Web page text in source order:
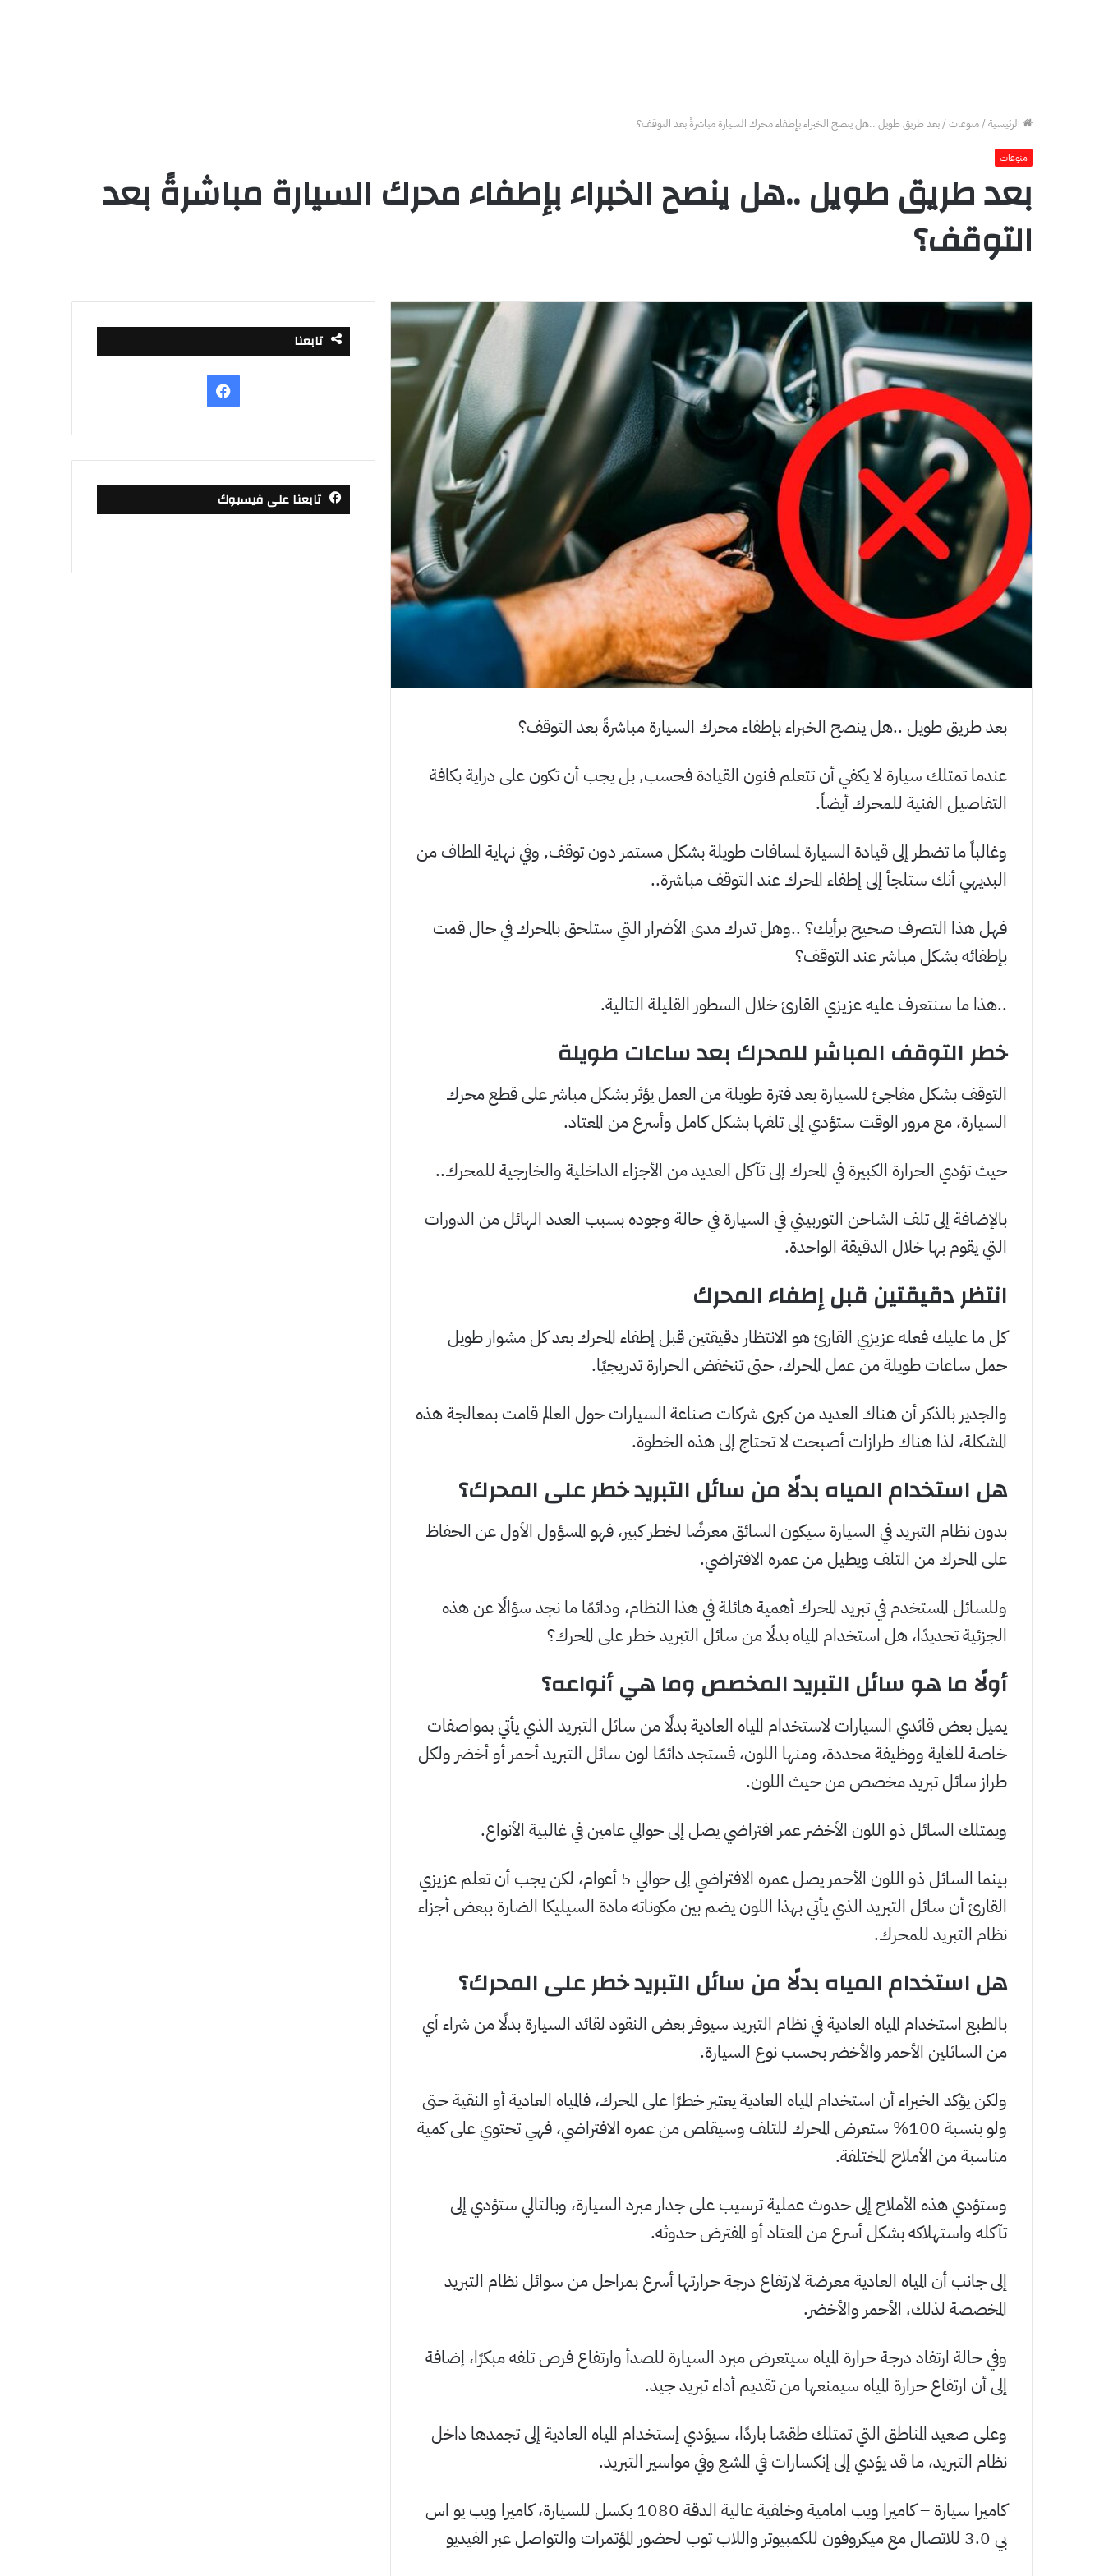
الرئيسية/منوعات/بعد طريق طويل ..هل ينصح الخبراء بإطفاء محرك السيارة مباشرةً بعد التوقف؟
منوعات
بعد طريق طويل ..هل ينصح الخبراء بإطفاء محرك السيارة مباشرةً بعد
التوقف؟
بعد طريق طويل ..هل ينصح الخبراء بإطفاء محرك السيارة مباشرةً بعد التوقف؟
عندما تمتلك سيارة لا يكفي أن تتعلم فنون القيادة فحسب, بل يجب أن تكون على دراية بكافة
التفاصيل الفنية للمحرك أيضاً.
وغالباً ما تضطر إلى قيادة السيارة لمسافات طويلة بشكل مستمر دون توقف, وفي نهاية المطاف من
البديهي أنك ستلجأ إلى إطفاء المحرك عند التوقف مباشرة..
فهل هذا التصرف صحيح برأيك؟ ..وهل تدرك مدى الأضرار التي ستلحق بالمحرك في حال قمت
بإطفائه بشكل مباشر عند التوقف؟
..هذا ما سنتعرف عليه عزيزي القارئ خلال السطور القليلة التالية.
خطر التوقف المباشر للمحرك بعد ساعات طويلة
التوقف بشكل مفاجئ للسيارة بعد فترة طويلة من العمل يؤثر بشكل مباشر على قطع محرك
السيارة، مع مرور الوقت ستؤدي إلى تلفها بشكل كامل وأسرع من المعتاد.
حيث تؤدي الحرارة الكبيرة في المحرك إلى تآكل العديد من الأجزاء الداخلية والخارجية للمحرك..
بالإضافة إلى تلف الشاحن التوربيني في السيارة في حالة وجوده بسبب العدد الهائل من الدورات
التي يقوم بها خلال الدقيقة الواحدة.
انتظر دقيقتين قبل إطفاء المحرك
كل ما عليك فعله عزيزي القارئ هو الانتظار دقيقتين قبل إطفاء المحرك بعد كل مشوار طويل
حمل ساعات طويلة من عمل المحرك، حتى تنخفض الحرارة تدريجيًا.
والجدير بالذكر أن هناك العديد من كبرى شركات صناعة السيارات حول العالم قامت بمعالجة هذه
المشكلة، لذا هناك طرازات أصبحت لا تحتاج إلى هذه الخطوة.
هل استخدام المياه بدلًا من سائل التبريد خطر على المحرك؟
بدون نظام التبريد في السيارة سيكون السائق معرضًا لخطر كبير، فهو المسؤول الأول عن الحفاظ
على المحرك من التلف ويطيل من عمره الافتراضي.
وللسائل المستخدم في تبريد المحرك أهمية هائلة في هذا النظام، ودائمًا ما نجد سؤالًا عن هذه
الجزئية تحديدًا، هل استخدام المياه بدلًا من سائل التبريد خطر على المحرك؟
أولًا ما هو سائل التبريد المخصص وما هي أنواعه؟
يميل بعض قائدي السيارات لاستخدام المياه العادية بدلًا من سائل التبريد الذي يأتي بمواصفات
خاصة للغاية ووظيفة محددة، ومنها اللون، فستجد دائمًا لون سائل التبريد أحمر أو أخضر ولكل
طراز سائل تبريد مخصص من حيث اللون.
ويمتلك السائل ذو اللون الأخضر عمر افتراضي يصل إلى حوالي عامين في غالبية الأنواع.
بينما السائل ذو اللون الأحمر يصل عمره الافتراضي إلى حوالي 5 أعوام، لكن يجب أن تعلم عزيزي
القارئ أن سائل التبريد الذي يأتي بهذا اللون يضم بين مكوناته مادة السيليكا الضارة ببعض أجزاء
نظام التبريد للمحرك.
هل استخدام المياه بدلًا من سائل التبريد خطر على المحرك؟
بالطبع استخدام المياه العادية في نظام التبريد سيوفر بعض النقود لقائد السيارة بدلًا من شراء أي
من السائلين الأحمر والأخضر بحسب نوع السيارة.
ولكن يؤكد الخبراء أن استخدام المياه العادية يعتبر خطرًا على المحرك، فالمياه العادية أو النقية حتى
ولو بنسبة 100% ستعرض المحرك للتلف وسيقلص من عمره الافتراضي، فهي تحتوي على كمية
مناسبة من الأملاح المختلفة.
وستؤدي هذه الأملاح إلى حدوث عملية ترسيب على جدار مبرد السيارة، وبالتالي ستؤدي إلى
تآكله واستهلاكه بشكل أسرع من المعتاد أو المفترض حدوثه.
إلى جانب أن المياه العادية معرضة لارتفاع درجة حرارتها أسرع بمراحل من سوائل نظام التبريد
المخصصة لذلك، الأحمر والأخضر.
وفي حالة ارتفاد درجة حرارة المياه سيتعرض مبرد السيارة للصدأ وارتفاع فرص تلفه مبكرًا، إضافة
إلى أن ارتفاع حرارة المياه سيمنعها من تقديم أداء تبريد جيد.
وعلى صعيد المناطق التي تمتلك طقسًا باردًا، سيؤدي إستخدام المياه العادية إلى تجمدها داخل
نظام التبريد، ما قد يؤدي إلى إنكسارات في المشع وفي مواسير التبريد.
كاميرا سيارة – كاميرا ويب امامية وخلفية عالية الدقة 1080 بكسل للسيارة، كاميرا ويب يو اس
بي 3.0 للاتصال مع ميكروفون للكمبيوتر واللاب توب لحضور المؤتمرات والتواصل عبر الفيديو
تابعنا
فيسبوك
تابعنا على فيسبوك